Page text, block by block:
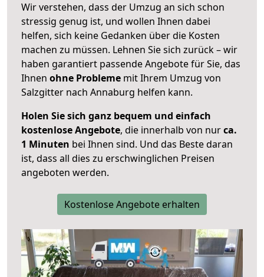
Wir verstehen, dass der Umzug an sich schon
stressig genug ist, und wollen Ihnen dabei
helfen, sich keine Gedanken über die Kosten
machen zu müssen. Lehnen Sie sich zurück – wir
haben garantiert passende Angebote für Sie, das
Ihnen ohne Probleme mit Ihrem Umzug von
Salzgitter nach Annaburg helfen kann.
Holen Sie sich ganz bequem und einfach
kostenlose Angebote, die innerhalb von nurca.
1 Minuten bei Ihnen sind. Und das Beste daran
ist, dass all dies zu erschwinglichen Preisen
angeboten werden.
Kostenlose Angebote erhalten